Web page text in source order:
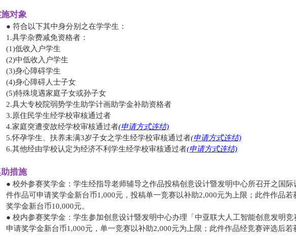
对象
● 符合以下其中身分别之在学学生：
1.具学杂费减免资格者：
​(1)低收入户学生
​(2)中低收入户学生
​(3)身心障碍学生
​(4)身心障碍人士子女
​(5)特殊境遇家庭子女或孙子女
2.具大专校院弱势学生助学计画助学金补助资格者
3.原住民学生经学校审核通过者
4.家庭突遭变故经学校审核通过者(申请方式连结)
5.怀孕学生、扶养未满3岁子女之学生经学校审核通过者(申请方式连结)
6.其他经由学校认定为经济不利学生经学校审核通过者(申请方式连结)
措施
● ​校外参赛奖学金：学生经指导老师辅导之作品投稿创意设计暨发明中心所召开之国
件作品可申请奖学金新台币1,000元，投稿单一竞赛以补助2,000元为上限；此件作品
奖学金新台币10,000元。
● 校内参赛奖学金：学生参加创意设计暨发明中心办理「中亚联大人工智能创意发明
申请奖学金新台币1,000元，单一竞赛以补助2,000元为上限；此件作品经竞赛评选后若